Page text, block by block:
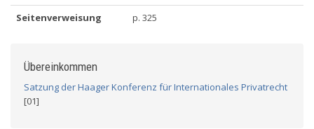
Seitenverweisung
p. 325
Übereinkommen
Satzung der Haager Konferenz für Internationales Privatrecht
[01]